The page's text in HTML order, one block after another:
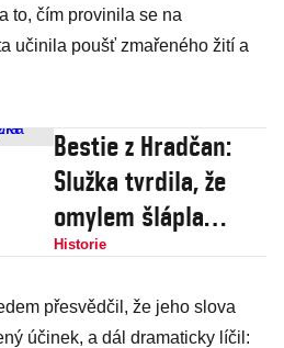
to, čím provinila se na
učinila poušť zmařeného žití a
Bestie z Hradčan:
Služka tvrdila, že
omylem šlápla
dítěti na hlavu
Historie
přesvědčil, že jeho slova
účinek, a dál dramaticky líčil: